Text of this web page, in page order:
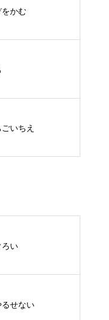
をかむ
いちえ
ろい
せない